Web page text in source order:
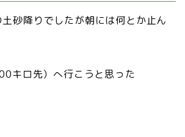
砂降りでしたが朝には何とか止ん
キロ先）へ行こうと思った